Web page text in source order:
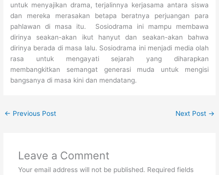
untuk menyajikan drama, terjalinnya kerjasama antara siswa
dan mereka merasakan betapa beratnya perjuangan para
pahlawan di masa itu. Sosiodrama ini mampu membawa
dirinya seakan-akan ikut hanyut dan seakan-akan bahwa
dirinya berada di masa lalu. Sosiodrama ini menjadi media olah
rasa untuk mengayati sejarah yang diharapkan
membangkitkan semangat generasi muda untuk mengisi
bangsanya di masa kini dan mendatang.
← Previous Post Next Post →
Leave a Comment
Your email address will not be published. Required fields